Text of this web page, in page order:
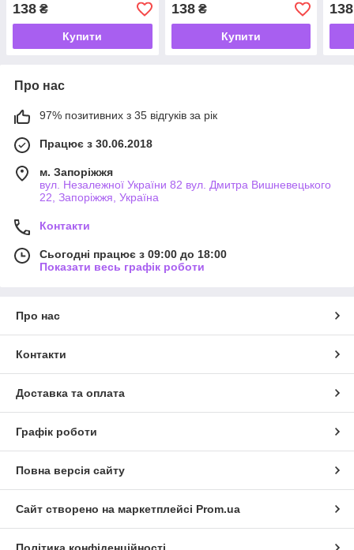
138 ₴
Купити
138₴
Купити
138
Про нас
97% позитивних з 35 відгуків за рік
Працює з 30.06.2018
м. Запоріжжя
вул. Незалежної України 82 вул. Дмитра Вишневецького
22, Запоріжжя, Україна
Контакти
Сьогодні працює з 09:00 до 18:00
Показати весь графік роботи
Про нас
Контакти
Доставка та оплата
Графік роботи
Повна версія сайту
Сайт створено на маркетплейсі Prom.ua